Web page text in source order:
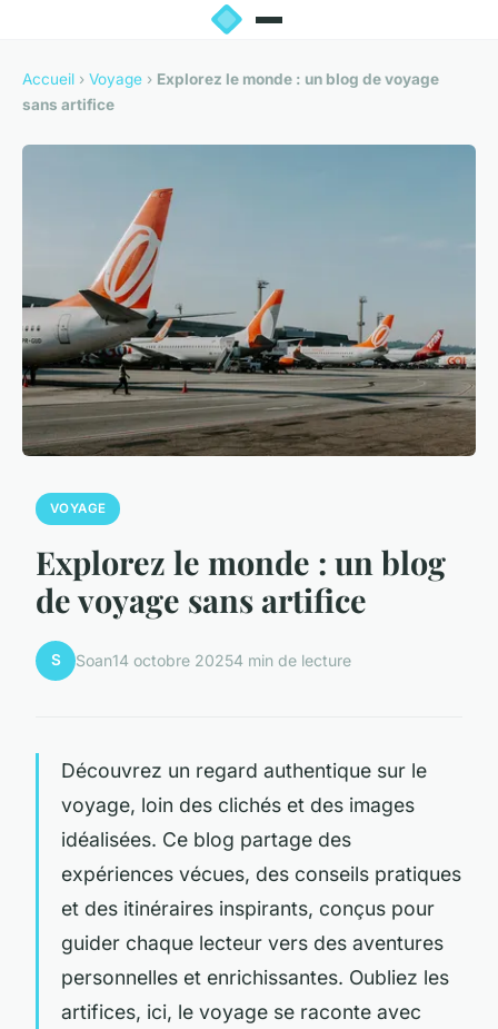
Accueil › Voyage › Explorez le monde : un blog de voyage
sans artifice
VOYAGE
Explorez le monde : un blog
de voyage sans artifice
S Soan14 octobre 20254 min de lecture
Découvrez un regard authentique sur le
voyage, loin des clichés et des images
idéalisées. Ce blog partage des
expériences vécues, des conseils pratiques
et des itinéraires inspirants, conçus pour
guider chaque lecteur vers des aventures
personnelles et enrichissantes. Oubliez les
artifices, ici, le voyage se raconte avec